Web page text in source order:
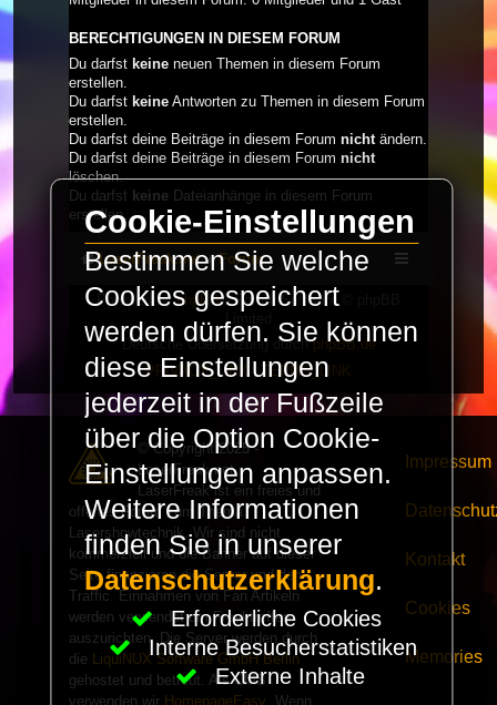
BERECHTIGUNGEN IN DIESEM FORUM
Du darfst keine neuen Themen in diesem Forum
erstellen.
Du darfst keine Antworten zu Themen in diesem Forum
erstellen.
Du darfst deine Beiträge in diesem Forum nichtändern.
Du darfst deine Beiträge in diesem Forum nicht
löschen.
Du darfst keine Dateianhänge in diesem Forum
erstellen.
LaserFreak.net Forum
Powered byphpBB® Forum Software © phpBB
Limited
Deutsche Übersetzung durchphpBB.de
PRIVACY_LINK | TERMS_LINK
© Copyright 2025 -
LaserFreak.net
LaserFreak ist ein freies und
offenes Forum zum Thema
Lasershowtechnik. Wir sind nicht
kommerziell und die Banner auf dieser
Seite finanzieren die Server und den
Traffic. Einnahmen von Fan Artikeln
werden verwendet um Freaktreffen
auszurichten. Die Server werden durch
die LiquiNUX Software GmbH Berlin
gehostet und betreut. Als CMS
verwenden wir HomepageEasy . Wenn
Impressum
Kontakt
Cookies
Memories
Cookie-Einstellungen
Bestimmen Sie welche
Cookies gespeichert
werden dürfen. Sie können
diese Einstellungen
jederzeit in der Fußzeile
über die Option Cookie-
Einstellungen anpassen.
Weitere Informationen
finden Sie in unserer
Datenschutzerklärung.
Erforderliche Cookies
Interne Besucherstatistiken
Externe Inhalte